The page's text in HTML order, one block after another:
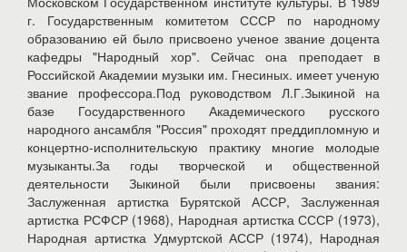
г. Государственным комитетом СССР по народному
образованию ей было присвоено ученое звание доцента
кафедры "Народный хор". Сейчас она преподает в
Российской Академии музыки им. Гнесиных. имеет ученую
звание профессора.Под руководством Л.Г.Зыкиной на
базе Государственного Академического русского
народного ансамбля "Россия" проходят преддипломную и
концертно-исполнительскую практику многие молодые
музыканты.За годы творческой и общественной
деятельности Зыкиной были присвоены звания:
Заслуженная артистка Бурятской АССР, Заслуженная
артистка РСФСР (1968), Народная артистка СССР (1973),
Народная артистка Удмуртской АССР (1974), Народная